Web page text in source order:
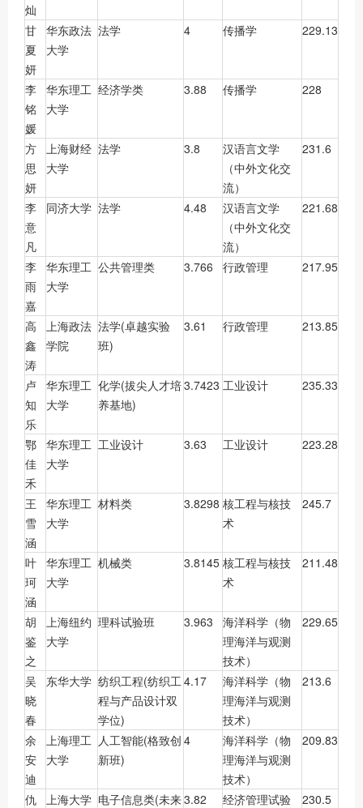
灿
甘
夏
妍
华东政法
大学
法学 4 传播学 229.13
李
铭
媛
华东理工
大学
经济学类 3.88 传播学 228
方
思
妍
上海财经
大学
法学 3.8
汉语言文学
（中外文化交
流）
231.6
李
意
凡
同济大学 法学 4.48
汉语言文学
（中外文化交
流）
221.68
李
雨
嘉
华东理工
大学
公共管理类 3.766 行政管理 217.95
高
鑫
涛
上海政法
学院
法学(卓越实验
班)
3.61 行政管理 213.85
卢
知
乐
华东理工
大学
化学(拔尖人才培
养基地)
3.7423 工业设计 235.33
鄂
佳
禾
华东理工
大学
工业设计 3.63 工业设计 223.28
王
雪
涵
华东理工
大学
材料类 3.8298 核工程与核技
术
245.7
叶
珂
涵
华东理工
大学
机械类 3.8145 核工程与核技
术
211.48
胡
鉴
之
上海纽约
大学
理科试验班 3.963
海洋科学（物
理海洋与观测
技术）
229.65
吴
晓
春
东华大学 纺织工程(纺织工
程与产品设计双
学位)
4.17
海洋科学（物
理海洋与观测
技术）
213.6
余
安
迪
上海理工
大学
人工智能(格致创
新班)
4
海洋科学（物
理海洋与观测
技术）
209.83
仇
上海大学 电子信息类(未来3.82
经济管理试验
230.5